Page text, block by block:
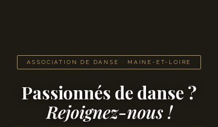
ASSOCIATION DE DANSE · MAINE-ET-LOIRE
Passionnés de danse ?
Rejoignez-nous !